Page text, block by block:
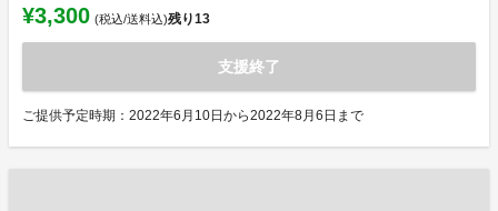
¥3,300 (税込/送料込)残り13
支援終了
ご提供予定時期：2022年6月10日から2022年8月6日まで